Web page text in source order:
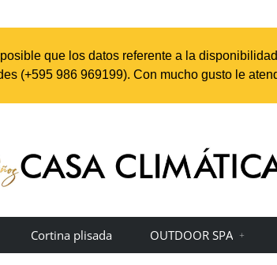
que los datos referente a la
(+595 986 969199). Con mucho gusto le
Cortina plisada OUTDOOR SPA